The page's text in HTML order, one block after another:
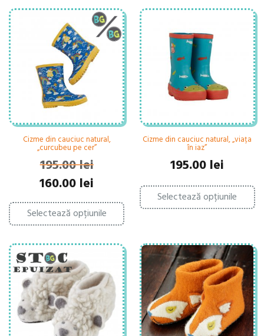
Opțiunile
pot
fi
alese
în
pagina
produsului.
fi
în
Cizme din cauciuc natural,
„curcubeu pe cer”
195.00lei
Prețul
inițial
a
fost:
195.00 lei.
160.00 lei
este:
160.00 lei.
Selectează opțiunile
Acest
produs
are
multe
variații.
Opțiunile
pot
fi
alese
în
pagina
produsului.
Cizme din cauciuc natural, „viața
în iaz”
195.00 lei
Selectează opțiunile
fi
în